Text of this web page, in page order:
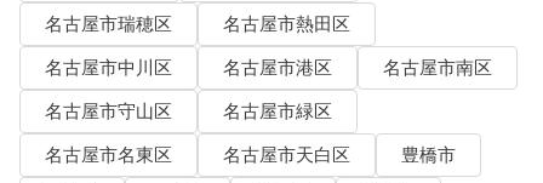
名古屋市瑞穂区
名古屋市熱田区
名古屋市中川区
名古屋市港区
名古屋市南区
名古屋市守山区
名古屋市緑区
名古屋市名東区
名古屋市天白区
豊橋市